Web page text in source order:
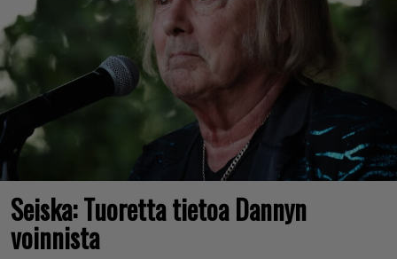
Seiska: Tuoretta tietoa Dannyn
voinnista